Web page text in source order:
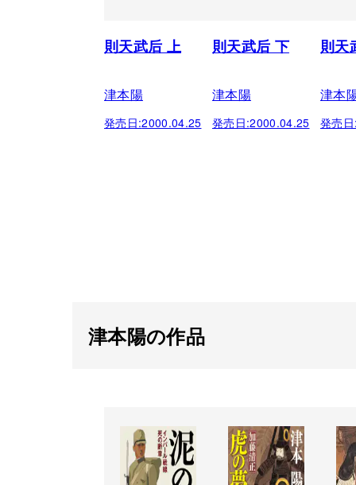
則天武后 上
津本陽
発売日:2000.04.25
則天武后 下
津本陽
発売日:2000.04.25
則天
津本
発売日:
津本陽の作品